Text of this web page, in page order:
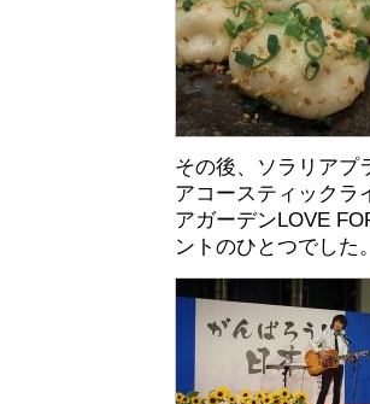
その後、ソラリアプ
アコースティックラ
アガーデンLOVE
ントのひとつでした